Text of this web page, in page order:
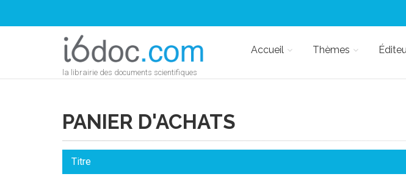
la librairie des documents scientifiques
Accueil Thèmes
PANIER D'ACHATS
Titre